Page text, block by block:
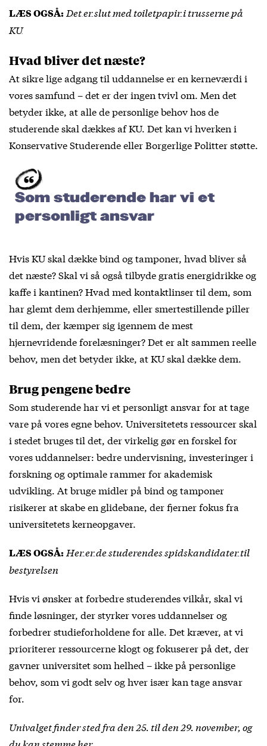
LÆS OGSÅ: Det er slut med toiletpapir i trusserne på
KU
Hvad bliver det næste?
At sikre lige adgang til uddannelse er en kerneværdi i
vores samfund – det er der ingen tvivl om. Men det
betyder ikke, at alle de personlige behov hos de
studerende skal dækkes af KU. Det kan vi hverken i
Konservative Studerende eller Borgerlige Politter støtte.
Som studerende har vi et
personligt ansvar
Hvis KU skal dække bind og tamponer, hvad bliver så
det næste? Skal vi så også tilbyde gratis energidrikke og
kaffe i kantinen? Hvad med kontaktlinser til dem, som
har glemt dem derhjemme, eller smertestillende piller
til dem, der kæmper sig igennem de mest
hjernevridende forelæsninger? Det er alt sammen reelle
behov, men det betyder ikke, at KU skal dække dem.
Brug pengene bedre
Som studerende har vi et personligt ansvar for at tage
vare på vores egne behov. Universitetets ressourcer skal
i stedet bruges til det, der virkelig gør en forskel for
vores uddannelser: bedre undervisning, investeringer i
forskning og optimale rammer for akademisk
udvikling. At bruge midler på bind og tamponer
risikerer at skabe en glidebane, der fjerner fokus fra
universitetets kerneopgaver.
LÆS OGSÅ: Her er de studerendes spidskandidater til
bestyrelsen
Hvis vi ønsker at forbedre studerendes vilkår, skal vi
finde løsninger, der styrker vores uddannelser og
forbedrer studieforholdene for alle. Det kræver, at vi
prioriterer ressourcerne klogt og fokuserer på det, der
gavner universitet som helhed – ikke på personlige
behov, som vi godt selv og hver især kan tage ansvar
for.
Univalget finder sted fra den 25. til den 29. november, og
du kan stemmeher.